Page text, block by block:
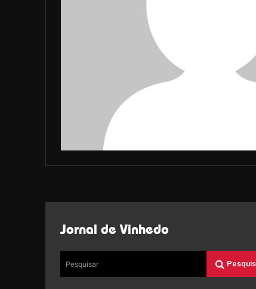
Jornal de Vinhedo
Pesquisar